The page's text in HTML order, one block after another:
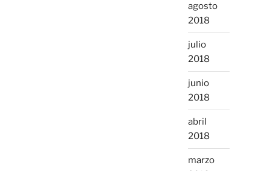
agosto
2018
julio
2018
junio
2018
abril
2018
marzo